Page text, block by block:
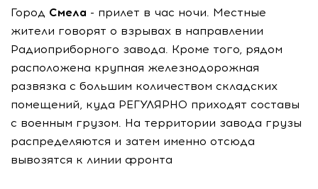
Город Смела - прилет в час ночи. Местные
жители говорят о взрывах в направлении
Радиоприборного завода. Кроме того, рядом
расположена крупная железнодорожная
развязка с большим количеством складских
помещений, куда РЕГУЛЯРНО приходят составы
с военным грузом. На территории завода грузы
распределяются и затем именно отсюда
вывозятся к линии фронта